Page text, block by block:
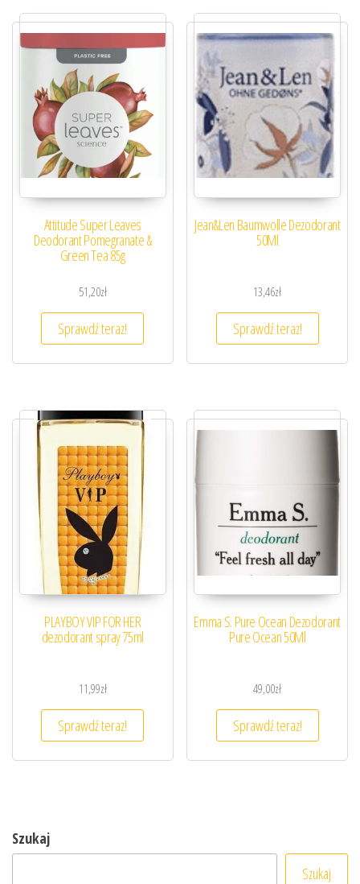
Attitude Super Leaves
Deodorant Pomegranate &
Green Tea 85g
51,20zł
Sprawdź teraz!
Jean&Len Baumwolle Dezodorant
50Ml
13,46zł
Sprawdź teraz!
PLAYBOY VIP FOR HER
dezodorant spray 75ml
11,99zł
Sprawdź teraz!
Emma S. Pure Ocean Dezodorant
Pure Ocean 50Ml
49,00zł
Sprawdź teraz!
Szukaj
Szukaj